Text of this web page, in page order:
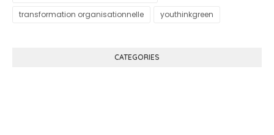
transformation organisationnelle
youthinkgreen
CATEGORIES